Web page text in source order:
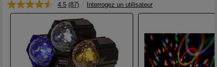
4.5 Lire
87
avis.
Lien
sur
la
même
page.
(87) Interrogez un utilisateur